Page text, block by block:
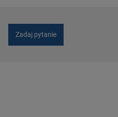
Zadaj pytanie